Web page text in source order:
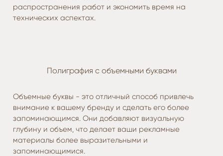
распространения работ и экономить время на
технических аспектах.
Полиграфия с объемными буквами
Объемные буквы - это отличный способ привлечь
внимание к вашему бренду и сделать его более
запоминающимся. Они добавляют визуальную
глубину и объем, что делает ваши рекламные
материалы более выразительными и
запоминающимися.